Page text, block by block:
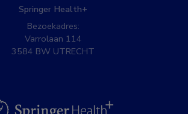
Springer Health+
Bezoekadres:
Varrolaan 114
3584 BW UTRECHT
BSL